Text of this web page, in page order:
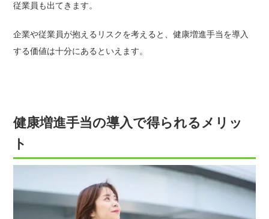
従業員も出てきます。
企業や従業員が抱えるリスクを考えると、健康増進手当を導入
する価値は十分にあるといえます。
健康増進手当の導入で得られるメリッ
ト